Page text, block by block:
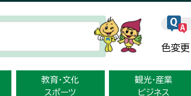
色変更
教育・文化
スポーツ
観光・産業
ビジネス